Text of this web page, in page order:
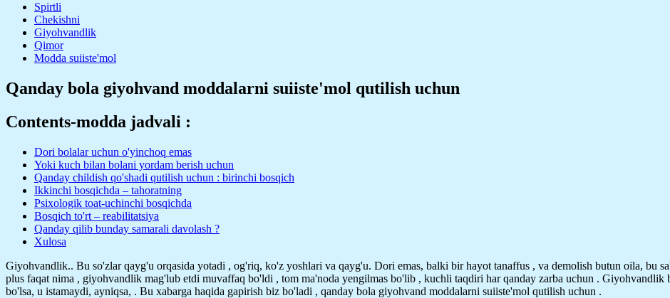
Spirtli
Chekishni
Giyohvandlik
Qimor
Modda suiiste'mol
Qanday bola giyohvand moddalarni suiiste'mol qutilish uchun
Contents-modda jadvali :
Dori bolalar uchun o'yinchoq emas
Yoki kuch bilan bolani yordam berish uchun
Qanday childish qo'shadi qutilish uchun : birinchi bosqich
Ikkinchi bosqichda – tahoratning
Psixologik toat-uchinchi bosqichda
Bosqich to'rt – reabilitatsiya
Qanday qilib bunday samarali davolash ?
Xulosa
Giyohvandlik.. Bu so'zlar qayg'u orqasida yotadi , og'riq, ko'z yoshlari va qayg'u. Dori emas, balki bir hayot tanaffus , va demolish butun oila, bu
plus faqat nima , giyohvandlik mag'lub etdi muvaffaq bo'ldi , tom ma'noda yengilmas bo'lib , kuchli taqdiri har qanday zarba uchun .
bo'lsa, u istamaydi, ayniqsa, . Bu xabarga haqida gapirish biz bo'ladi , qanday bola giyohvand moddalarni suiiste'mol qutilish uchun .